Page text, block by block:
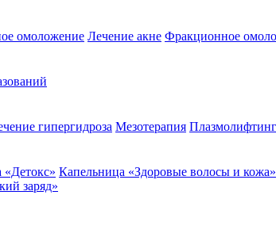
омоложение Лечение акне Фракционное
гипергидроза Мезотерапия Плазмолифтинг
«Детокс» Капельница «Здоровые волосы и кожа»
заряд»